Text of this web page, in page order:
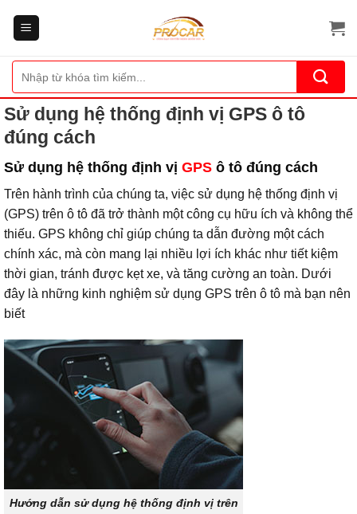
kiếm:
Sử dụng hệ thống định vị GPS ô tô
đúng cách
Sử dụng hệ thống định vị GPS ô tô đúng cách
Trên hành trình của chúng ta, việc sử dụng hệ thống định vị
(GPS) trên ô tô đã trở thành một công cụ hữu ích và không thể
thiếu. GPS không chỉ giúp chúng ta dẫn đường một cách
chính xác, mà còn mang lại nhiều lợi ích khác như tiết kiệm
thời gian, tránh được kẹt xe, và tăng cường an toàn. Dưới
đây là những kinh nghiệm sử dụng GPS trên ô tô mà bạn nên
biết
Hướng dẫn sử dụng hệ thống định vị trên